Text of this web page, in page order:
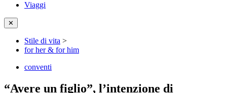
Viaggi
✕
Stile di vita >
for her & for him
conventi
“Avere un figlio”, l’intenzione di